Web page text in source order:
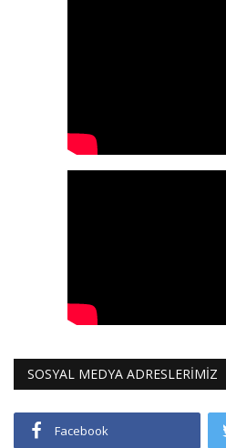
SOSYAL MEDYA ADRESLERİMİZ
Facebook